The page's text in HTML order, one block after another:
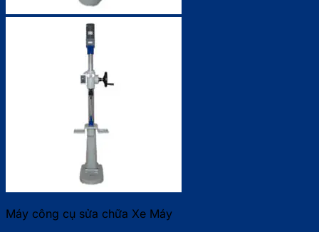
Máy công cụ sửa chữa Xe Máy